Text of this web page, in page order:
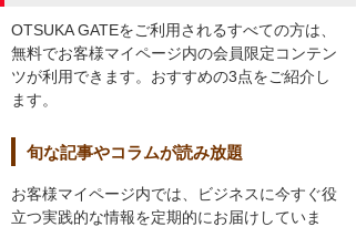
OTSUKA GATEをご利用されるすべての方は、
無料でお客様マイページ内の会員限定コンテン
ツが利用できます。おすすめの3点をご紹介し
ます。
旬な記事やコラムが読み放題
お客様マイページ内では、ビジネスに今すぐ役
立つ実践的な情報を定期的にお届けしていま